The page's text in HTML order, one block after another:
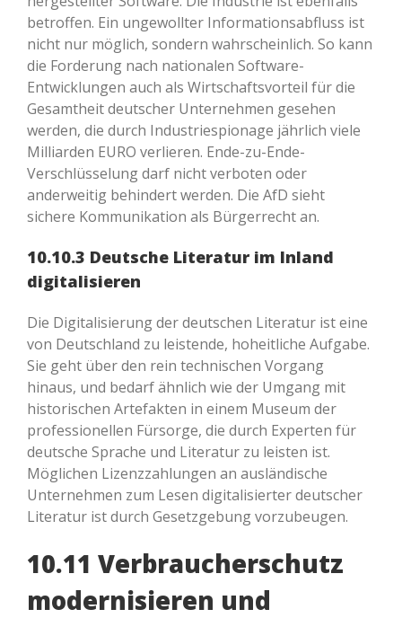
betroffen. Ein ungewollter Informationsabfluss ist
nicht nur möglich, sondern wahrscheinlich. So kann
die Forderung nach nationalen Software-
Entwicklungen auch als Wirtschaftsvorteil für die
Gesamtheit deutscher Unternehmen gesehen
werden, die durch Industriespionage jährlich viele
Milliarden EURO verlieren. Ende-zu-Ende-
Verschlüsselung darf nicht verboten oder
anderweitig behindert werden. Die AfD sieht
sichere Kommunikation als Bürgerrecht an.
10.10.3 Deutsche Literatur im Inland
digitalisieren
Die Digitalisierung der deutschen Literatur ist eine
von Deutschland zu leistende, hoheitliche Aufgabe.
Sie geht über den rein technischen Vorgang
hinaus, und bedarf ähnlich wie der Umgang mit
historischen Artefakten in einem Museum der
professionellen Fürsorge, die durch Experten für
deutsche Sprache und Literatur zu leisten ist.
Möglichen Lizenzzahlungen an ausländische
Unternehmen zum Lesen digitalisierter deutscher
Literatur ist durch Gesetzgebung vorzubeugen.
10.11 Verbraucherschutz
modernisieren und